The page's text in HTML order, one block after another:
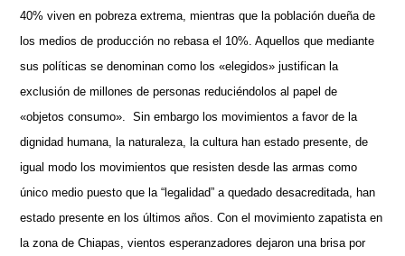
40% viven en pobreza extrema, mientras que la población dueña de
los medios de producciónno rebasa e l 10% . Aquellos que mediante
sus políticas se denominan como los «elegidos» justifican la
exclusión de millones de personas reduciéndolos al papel de
«objetos consumo».Sin embargo los movimientos a favor de la
dignidad humana, la naturaleza, la cultura han estado presente, de
igual modo los movimientos que resisten desde las armas como
único medio puesto que la “legalidad” a quedado desacreditada, han
estado presente en los últimos años. Con el movimiento zapatista en
la zona de Chiapas, vientos esperanzadores dejaron una brisa por